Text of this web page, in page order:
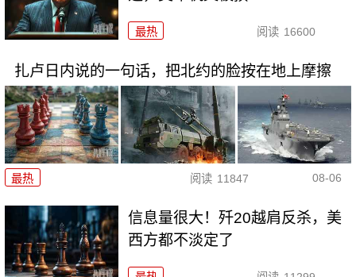
最热 阅读 16600
扎卢日内说的一句话，把北约的脸按在地上摩擦
最热 阅读 11847 08-06
信息量很大！歼20越肩反杀，美
西方都不淡定了